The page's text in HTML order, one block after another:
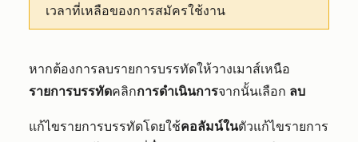
เวลาที่เหลือของการสมัครใช้งาน
หากต้องการลบรายการบรรทัดให้วางเมาส์เหนือ
รายการบรรทัดคลิกการดำเนินการจากนั้นเลือก ลบ
แก้ไขรายการบรรทัดโดยใช้คอลัมน์ในตัวแก้ไขรายการ